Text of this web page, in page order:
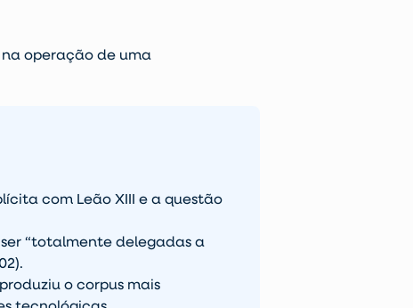
na operação de uma
com Leão XIII e a questão
“totalmente delegadas a
o corpus mais